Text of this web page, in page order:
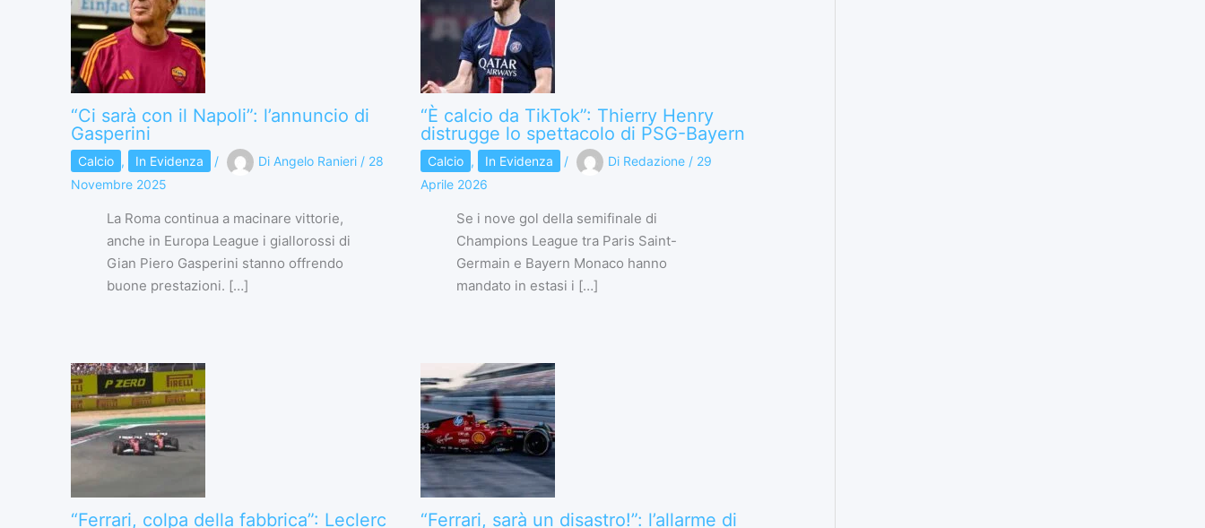
“Ci sarà con il Napoli”: l’annuncio di
Gasperini
Calcio , In Evidenza / Di Angelo Ranieri / 28
Novembre 2025
La Roma continua a macinare vittorie,
anche in Europa League i giallorossi di
Gian Piero Gasperini stanno offrendo
buone prestazioni. […]
“È calcio da TikTok”: Thierry Henry
distrugge lo spettacolo di PSG-Bayern
Calcio , In Evidenza / Di Redazione / 29
Aprile 2026
Se i nove gol della semifinale di
Champions League tra Paris Saint-
Germain e Bayern Monaco hanno
mandato in estasi i […]
“Ferrari, colpa della fabbrica”: Leclerc
“Ferrari, sarà un disastro!”: l’allarme di